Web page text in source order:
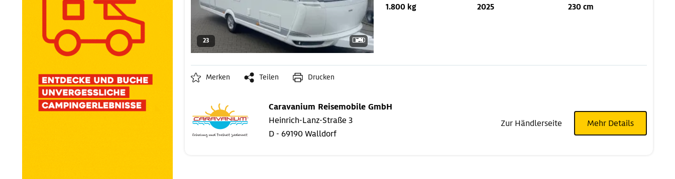
23
1.800 kg 2025 230 cm
Merken Teilen Drucken
Caravanium Reisemobile GmbH
Heinrich-Lanz-Straße 3
D - 69190 Walldorf
Zur Händlerseite Mehr Details